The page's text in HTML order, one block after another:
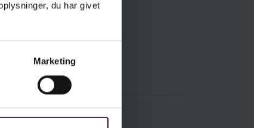
du har givet
Marketing